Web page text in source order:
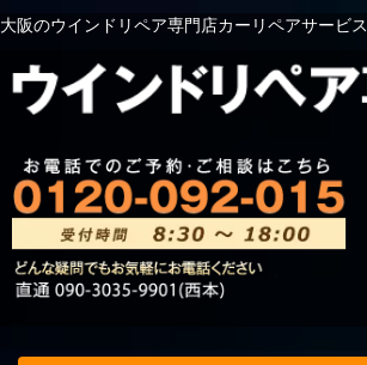
大阪のウインドリペア専門店カーリペアサービス